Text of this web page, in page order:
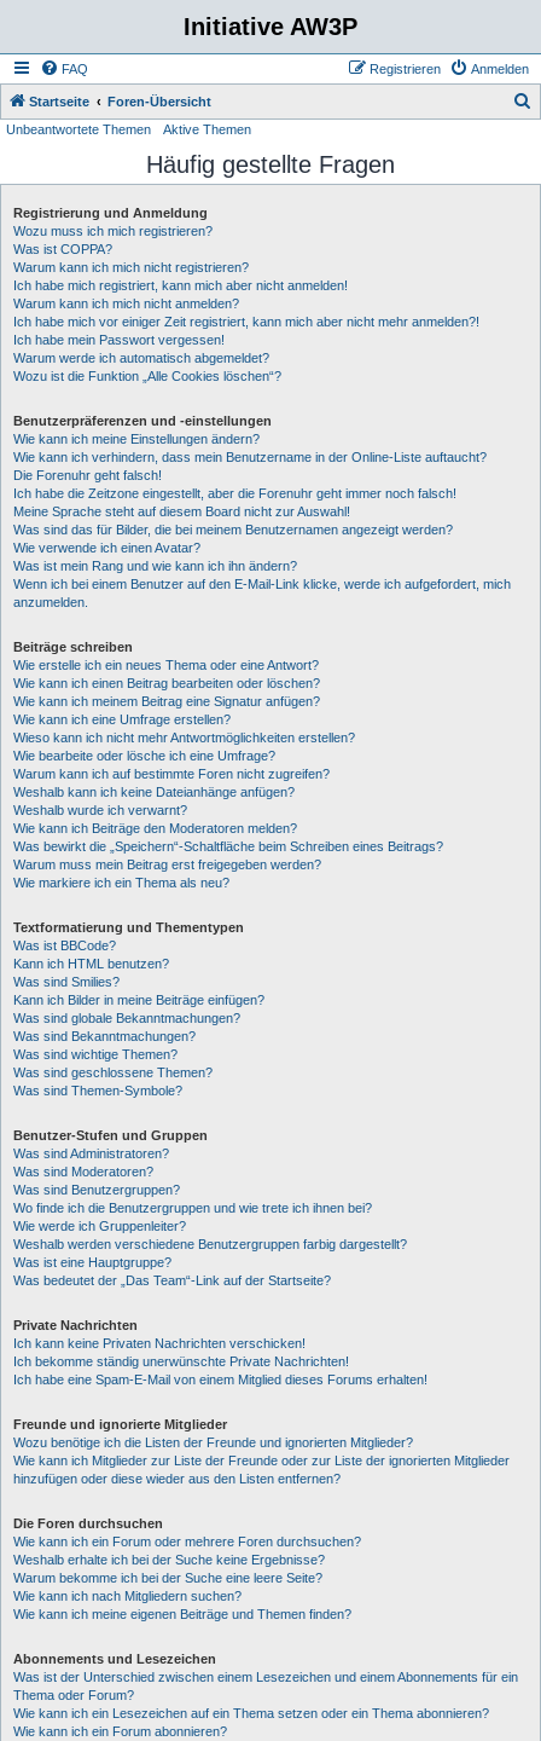
Initiative AW3P
FAQ Anmelden
Registrieren
Startseite Foren-Übersicht
h
Unbeantwortete Themen Aktive Themen
Häufig gestellte Fragen
Registrierung und Anmeldung
Wozu muss ich mich registrieren?
Was ist COPPA?
Warum kann ich mich nicht registrieren?
Ich habe mich registriert, kann mich aber nicht anmelden!
Warum kann ich mich nicht anmelden?
Ich habe mich vor einiger Zeit registriert, kann mich aber nicht mehr anmelden?!
Ich habe mein Passwort vergessen!
Warum werde ich automatisch abgemeldet?
Wozu ist die Funktion „Alle Cookies löschen“?
Benutzerpräferenzen und -einstellungen
Wie kann ich meine Einstellungen ändern?
Wie kann ich verhindern, dass mein Benutzername in der Online-Liste auftaucht?
Die Forenuhr geht falsch!
Ich habe die Zeitzone eingestellt, aber die Forenuhr geht immer noch falsch!
Meine Sprache steht auf diesem Board nicht zur Auswahl!
Was sind das für Bilder, die bei meinem Benutzernamen angezeigt werden?
Wie verwende ich einen Avatar?
Was ist mein Rang und wie kann ich ihn ändern?
Wenn ich bei einem Benutzer auf den E-Mail-Link klicke, werde ich aufgefordert, mich
anzumelden.
Beiträge schreiben
Wie erstelle ich ein neues Thema oder eine Antwort?
Wie kann ich einen Beitrag bearbeiten oder löschen?
Wie kann ich meinem Beitrag eine Signatur anfügen?
Wie kann ich eine Umfrage erstellen?
Wieso kann ich nicht mehr Antwortmöglichkeiten erstellen?
Wie bearbeite oder lösche ich eine Umfrage?
Warum kann ich auf bestimmte Foren nicht zugreifen?
Weshalb kann ich keine Dateianhänge anfügen?
Weshalb wurde ich verwarnt?
Wie kann ich Beiträge den Moderatoren melden?
Was bewirkt die „Speichern“-Schaltfläche beim Schreiben eines Beitrags?
Warum muss mein Beitrag erst freigegeben werden?
Wie markiere ich ein Thema als neu?
Textformatierung und Thementypen
Was ist BBCode?
Kann ich HTML benutzen?
Was sind Smilies?
Kann ich Bilder in meine Beiträge einfügen?
Was sind globale Bekanntmachungen?
Was sind Bekanntmachungen?
Was sind wichtige Themen?
Was sind geschlossene Themen?
Was sind Themen-Symbole?
Benutzer-Stufen und Gruppen
Was sind Administratoren?
Was sind Moderatoren?
Was sind Benutzergruppen?
Wo finde ich die Benutzergruppen und wie trete ich ihnen bei?
Wie werde ich Gruppenleiter?
Weshalb werden verschiedene Benutzergruppen farbig dargestellt?
Was ist eine Hauptgruppe?
Was bedeutet der „Das Team“-Link auf der Startseite?
Private Nachrichten
Ich kann keine Privaten Nachrichten verschicken!
Ich bekomme ständig unerwünschte Private Nachrichten!
Ich habe eine Spam-E-Mail von einem Mitglied dieses Forums erhalten!
Freunde und ignorierte Mitglieder
Wozu benötige ich die Listen der Freunde und ignorierten Mitglieder?
Wie kann ich Mitglieder zur Liste der Freunde oder zur Liste der ignorierten Mitglieder
hinzufügen oder diese wieder aus den Listen entfernen?
Die Foren durchsuchen
Wie kann ich ein Forum oder mehrere Foren durchsuchen?
Weshalb erhalte ich bei der Suche keine Ergebnisse?
Warum bekomme ich bei der Suche eine leere Seite?
Wie kann ich nach Mitgliedern suchen?
Wie kann ich meine eigenen Beiträge und Themen finden?
Abonnements und Lesezeichen
Was ist der Unterschied zwischen einem Lesezeichen und einem Abonnements für ein
Thema oder Forum?
Wie kann ich ein Lesezeichen auf ein Thema setzen oder ein Thema abonnieren?
Wie kann ich ein Forum abonnieren?